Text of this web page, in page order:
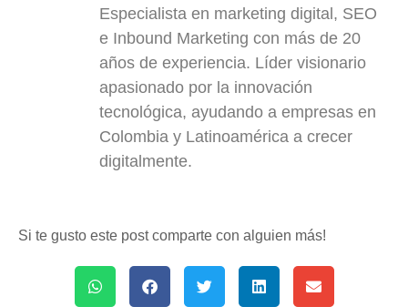
Especialista en marketing digital, SEO
e Inbound Marketing con más de 20
años de experiencia. Líder visionario
apasionado por la innovación
tecnológica, ayudando a empresas en
Colombia y Latinoamérica a crecer
digitalmente.
Si te gusto este post comparte con alguien más!